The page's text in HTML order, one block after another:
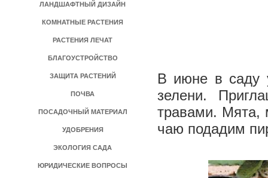
ЛАНДШАФТНЫЙ ДИЗАЙН
КОМНАТНЫЕ РАСТЕНИЯ
РАСТЕНИЯ ЛЕЧАТ
БЛАГОУСТРОЙСТВО
ЗАЩИТА РАСТЕНИЙ
ПОЧВА
ПОСАДОЧНЫЙ МАТЕРИАЛ
УДОБРЕНИЯ
ЭКОЛОГИЯ САДА
ЮРИДИЧЕСКИЕ ВОПРОСЫ
В июне в саду
зелени.
травами. Мята,
чаю подадим